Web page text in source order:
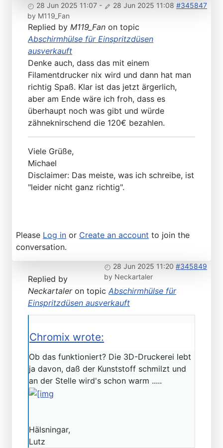
28 Jun 2025 11:07 - 28 Jun 2025 11:08 #345847
by M119_Fan
Replied by M119_Fan on topic
Abschirmhülse für Einspritzdüsen
ausverkauft
Denke auch, dass das mit einem
Filamentdrucker nix wird und dann hat man
richtig Spaß. Klar ist das jetzt ärgerlich,
aber am Ende wäre ich froh, dass es
überhaupt noch was gibt und würde
zähneknirschend die 120€ bezahlen.
Viele Grüße,
Michael
Disclaimer: Das meiste, was ich schreibe, ist
"leider nicht ganz richtig".
Please Log in or Create an account to join the
conversation.
28 Jun 2025 11:20 #345849
by Neckartaler
Replied by
Neckartaleron topic Abschirmhülse für
Einspritzdüsen ausverkauft
Chromix wrote:
Ob das funktioniert? Die 3D-Druckerei lebt
ja davon, daß der Kunststoff schmilzt und
an der Stelle wird's schon warm .....
Hälsningar,
Lutz